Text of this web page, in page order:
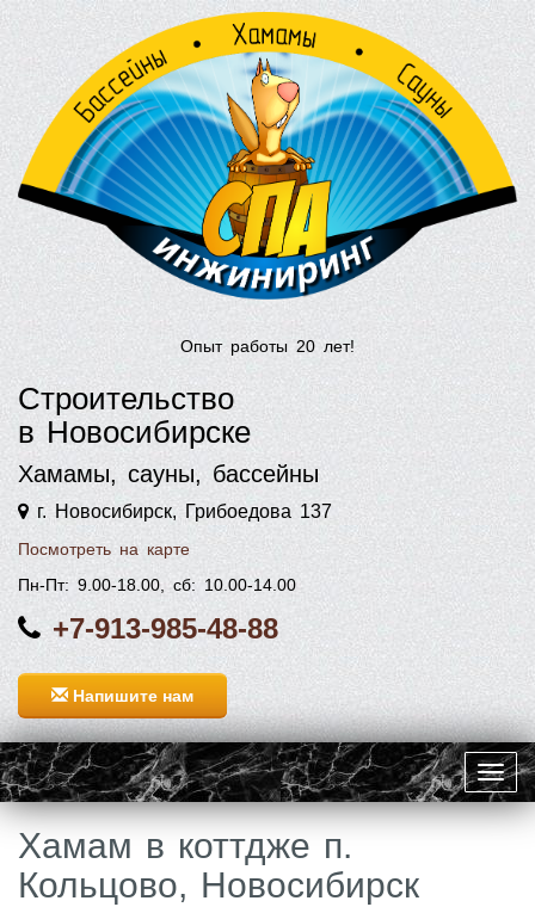
Опыт работы 20 лет!
Строительство
в Новосибирске
Хамамы, сауны, бассейны
г. Новосибирск, Грибоедова 137
Посмотреть на карте
Пн-Пт: 9.00-18.00, сб: 10.00-14.00
+7-913-985-48-88
Напишите нам
​Хамам в коттдже п.
Кольцово, Новосибирск